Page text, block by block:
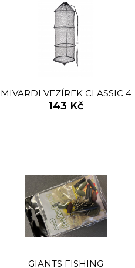
MIVARDI VEZÍREK CLASSIC 4
143 Kč
GIANTS FISHING